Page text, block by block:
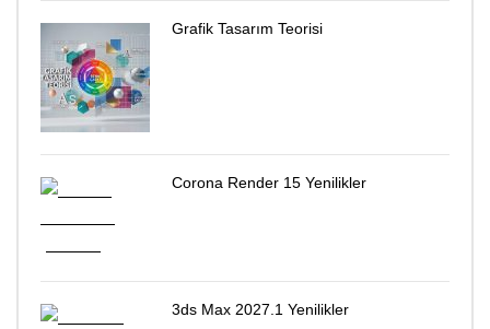
Grafik Tasarım Teorisi
Corona Render 15 Yenilikler
3ds Max 2027.1 Yenilikler